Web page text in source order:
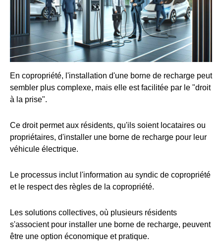
En copropriété, l'installation d'une borne de recharge peut
sembler plus complexe, mais elle est facilitée par le "droit
à la prise".
Ce droit permet aux résidents, qu'ils soient locataires ou
propriétaires, d'installer une borne de recharge pour leur
véhicule électrique.
Le processus inclut l'information au syndic de copropriété
et le respect des règles de la copropriété.
Les solutions collectives, où plusieurs résidents
s'associent pour installer une borne de recharge, peuvent
être une option économique et pratique.